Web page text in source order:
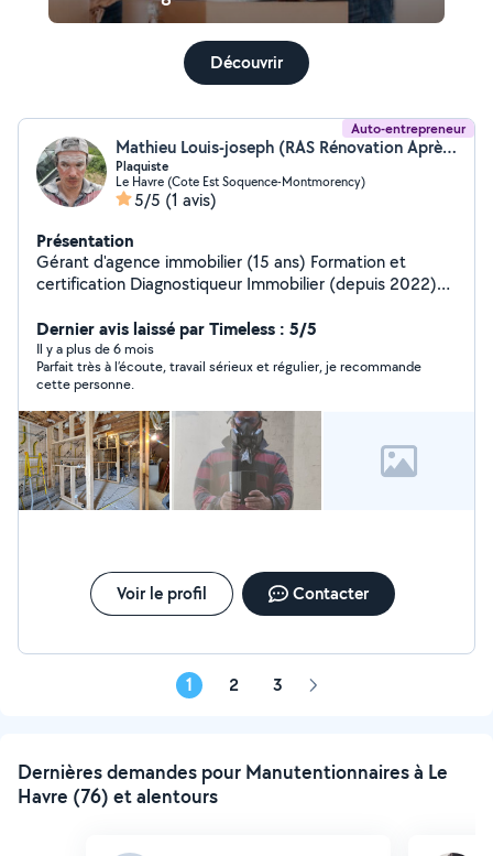
Découvrir
Auto-entrepreneur
Mathieu Louis-joseph (RAS Rénovation Après Sinistres)
Plaquiste
Le Havre (Cote Est Soquence-Montmorency)
5/5 (1 avis)
Présentation
Gérant d'agence immobilier (15 ans) Formation et
certification Diagnostiqueur Immobilier (depuis 2022)
aménagement de locaux. Rénovation immobilier avant
vente, apres achat ou après sinistre
Dernier avis laissé par Timeless : 5/5
Il y a plus de 6 mois
Parfait très à l’écoute, travail sérieux et régulier, je recommande
cette personne.
Voir le profil Contacter
1 2 3 Page
Dernières demandes pour Manutentionnaires à Le
Havre (76) et alentours